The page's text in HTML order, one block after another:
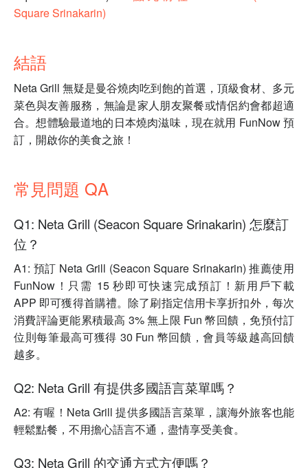
Square Srinakarin)
結語
Neta Grill 無疑是曼谷燒肉吃到飽的首選，頂級食材、多元
菜色與友善服務，無論是家人朋友聚餐或情侶約會都超適
合。想體驗最道地的日本燒肉滋味，現在就用 FunNow 預
訂，開啟你的美食之旅！
常見問題 QA
Q1: Neta Grill (Seacon Square Srinakarin) 怎麼訂
位？
A1: 預訂 Neta Grill (Seacon Square Srinakarin) 推薦使用
FunNow！只需 15 秒即可快速完成預訂！新用戶下載
APP 即可獲得首購禮。除了刷指定信用卡享折扣外，每次
消費評論更能累積最高 3% 無上限 Fun 幣回饋，免預付訂
位則每筆最高可獲得 30 Fun 幣回饋，會員等級越高回饋
越多。
Q2: Neta Grill 有提供多國語言菜單嗎？
A2: 有喔！Neta Grill 提供多國語言菜單，讓海外旅客也能
輕鬆點餐，不用擔心語言不通，盡情享受美食。
Q3: Neta Grill 的交通方式方便嗎？